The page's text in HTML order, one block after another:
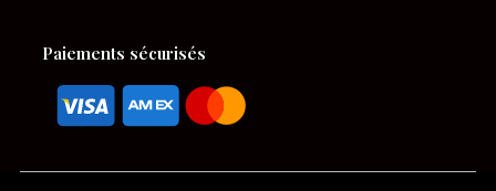
Paiements sécurisés